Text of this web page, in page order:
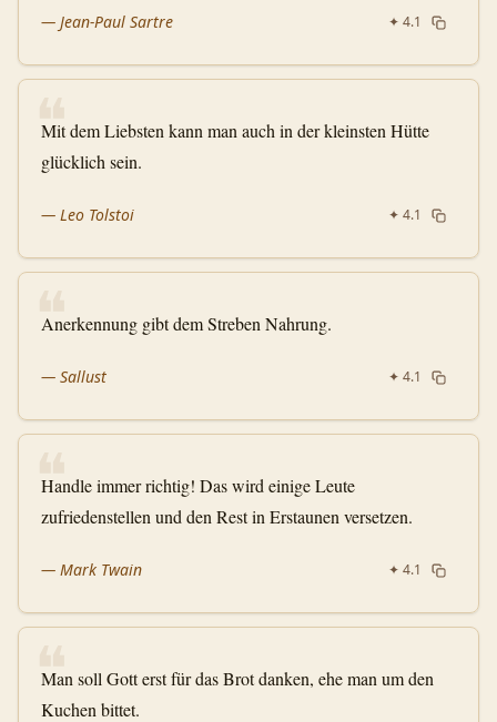
— Jean-Paul Sartre ✦ 4.1
❝
Mit dem Liebsten kann man auch in der kleinsten Hütte
glücklich sein.
— Leo Tolstoi ✦ 4.1
❝
Anerkennung gibt dem Streben Nahrung.
— Sallust ✦ 4.1
❝
Handle immer richtig! Das wird einige Leute
zufriedenstellen und den Rest in Erstaunen versetzen.
— Mark Twain ✦ 4.1
❝
Man soll Gott erst für das Brot danken, ehe man um den
Kuchen bittet.